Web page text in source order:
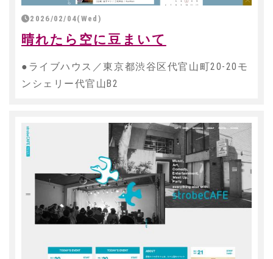
2026/02/04(Wed)
晴れたら空に豆まいて
●ライブハウス／東京都渋谷区代官山町20-20モ
ンシェリー代官山B2